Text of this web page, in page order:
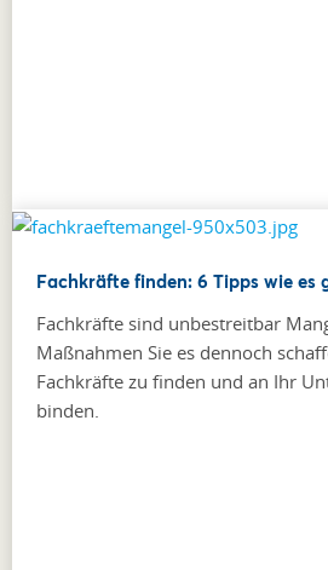
Fachkräfte finden: 6 Tipps wie es
Fachkräfte sind unbestreitbar
Maßnahmen Sie es dennoch
Fachkräfte zu finden und an Ihr
binden.